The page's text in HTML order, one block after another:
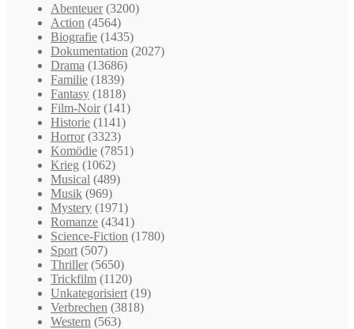
Abenteuer (3200)
Action (4564)
Biografie (1435)
Dokumentation (2027)
Drama (13686)
Familie (1839)
Fantasy (1818)
Film-Noir (141)
Historie (1141)
Horror (3323)
Komödie (7851)
Krieg (1062)
Musical (489)
Musik (969)
Mystery (1971)
Romanze (4341)
Science-Fiction (1780)
Sport (507)
Thriller (5650)
Trickfilm (1120)
Unkategorisiert (19)
Verbrechen (3818)
Western (563)